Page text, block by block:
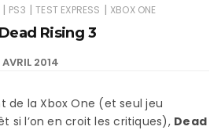
| PS3 | TEST EXPRESS | XBOX ONE
Rising 3
AVRIL 2014
de la Xbox One (et seul jeu
si l’on en croit les critiques), Dead